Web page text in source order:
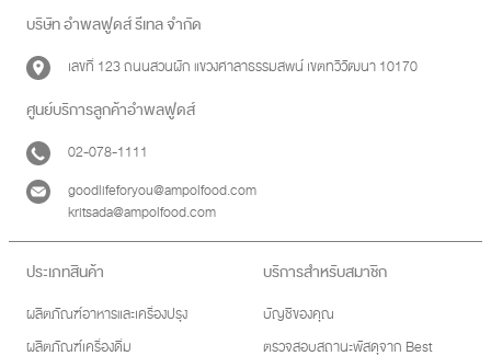
บริษัท อำพลฟูดส์ รีเทล จำกัด
เลขที่ 123 ถนนสวนผัก แขวงศาลาธรรมสพน์ เขตทวีวัฒนา 10170
ศูนย์บริการลูกค้าอำพลฟูดส์
02-078-1111
goodlifeforyou@ampolfood.com
kritsada@ampolfood.com
ประเภทสินค้า
ผลิตภัณฑ์อาหารและเครื่องปรุง
ผลิตภัณฑ์เครื่องดื่ม
บริการสำหรับสมาชิก
บัญชีของคุณ
ตรวจสอบสถานะพัสดุจาก Best